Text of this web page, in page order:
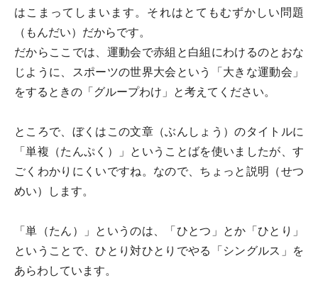
はこまってしまいます。それはとてもむずかしい問題
（もんだい）だからです。
だからここでは、運動会で赤組と白組にわけるのとおな
じように、スポーツの世界大会という「大きな運動会」
をするときの「グループわけ」と考えてください。
ところで、ぼくはこの文章（ぶんしょう）のタイトルに
「単複（たんぷく）」ということばを使いましたが、す
ごくわかりにくいですね。なので、ちょっと説明（せつ
めい）します。
「単（たん）」というのは、「ひとつ」とか「ひとり」
ということで、ひとり対ひとりでやる「シングルス」を
あらわしています。